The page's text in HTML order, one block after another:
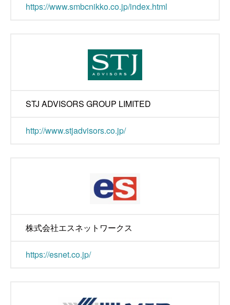
https://www.smbcnikko.co.jp/index.html
STJ ADVISORS GROUP LIMITED
http://www.stjadvisors.co.jp/
株式会社エスネットワークス
https://esnet.co.jp/